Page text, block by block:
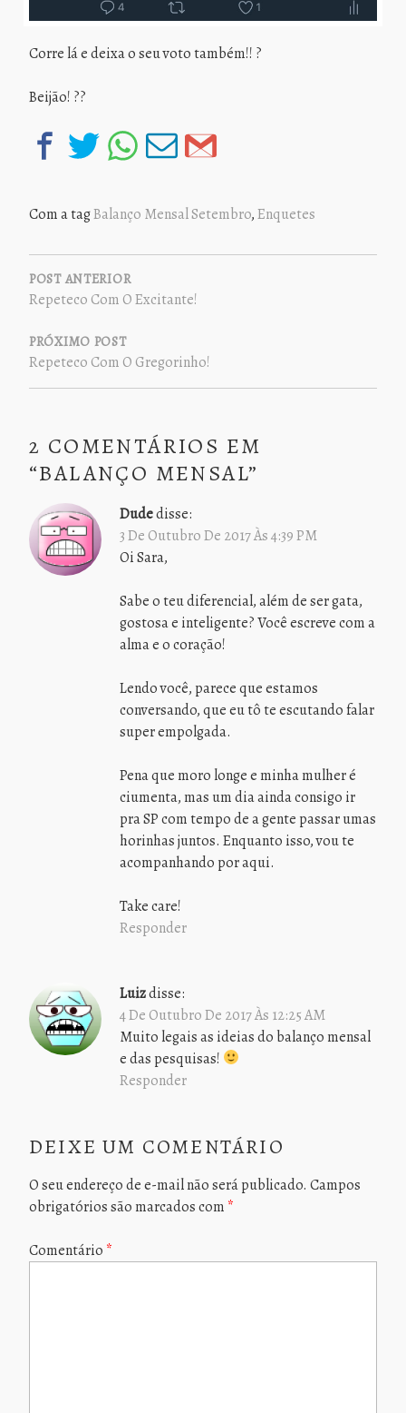
Corre lá e deixa o seu voto também!! ?
Beijão! ??
Com a tagBalanço Mensal Setembro,Enquetes
NAVEGAÇÃO
DE
POST
POST ANTERIOR
Repeteco Com O Excitante!
PRÓXIMO POST
Repeteco Com O Gregorinho!
2 COMENTÁRIOS EM
“BALANÇO MENSAL”
Dudedisse:
3 De Outubro De 2017 Às 4:39 PM
Oi Sara,
Sabe o teu diferencial, além de ser gata,
gostosa e inteligente? Você escreve com a
alma e o coração!
Lendo você, parece que estamos
conversando, que eu tô te escutando falar
super empolgada.
Pena que moro longe e minha mulher é
ciumenta, mas um dia ainda consigo ir
pra SP com tempo de a gente passar umas
horinhas juntos. Enquanto isso, vou te
acompanhando por aqui.
Take care!
Responder
Luizdisse:
4 De Outubro De 2017 Às 12:25 AM
Muito legais as ideias do balanço mensal
e das pesquisas!
Responder
DEIXE UM COMENTÁRIO
O seu endereço de e-mail não será publicado. Campos
obrigatórios são marcados com *
Comentário *